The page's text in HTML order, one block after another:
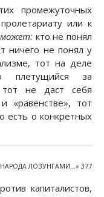
промежуточных
или к
кто не понял
ничего не понял у
тот на деле
плетущийся за
не даст себя
«равенстве», тот
есть о конкретных
ЛОЗУНГАМИ...» 377
капиталистов,